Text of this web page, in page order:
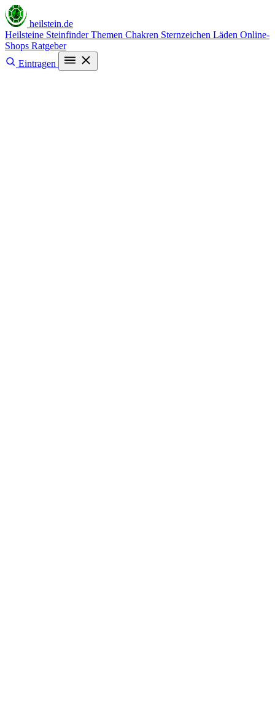
heilstein.de
Heilsteine SteinfinderThemen Chakren Sternzeichen Läden Online-
Shops Ratgeber
Eintragen